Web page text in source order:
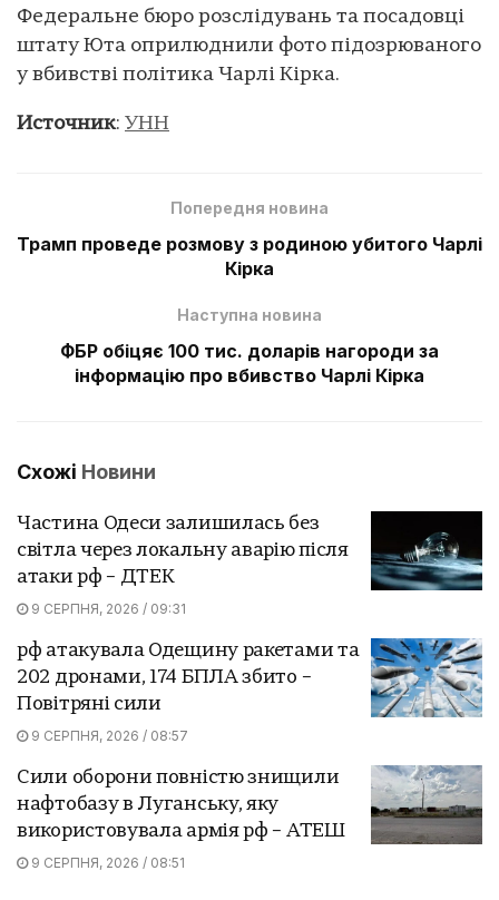
Федеральне бюро розслідувань та посадовці
штату Юта оприлюднили фото підозрюваного
у вбивстві політика Чарлі Кірка.
Источник: УНН
Попередня новина
Трамп проведе розмову з родиною убитого Чарлі
Кірка
Наступна новина
ФБР обіцяє 100 тис. доларів нагороди за
інформацію про вбивство Чарлі Кірка
Схожі Новини
Частина Одеси залишилась без
світла через локальну аварію після
атаки рф – ДТЕК
9 СЕРПНЯ, 2026 / 09:31
рф атакувала Одещину ракетами та
202 дронами, 174 БПЛА збито –
Повітряні сили
9 СЕРПНЯ, 2026 / 08:57
Сили оборони повністю знищили
нафтобазу в Луганську, яку
використовувала армія рф – АТЕШ
9 СЕРПНЯ, 2026 / 08:51